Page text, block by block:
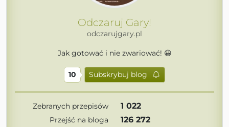
Odczaruj Gary!
odczarujgary.pl
Jak gotować i nie zwariować! 😀
10 Subskrybuj blog
Zebranych przepisów 1 022
Przejść na bloga 126 272